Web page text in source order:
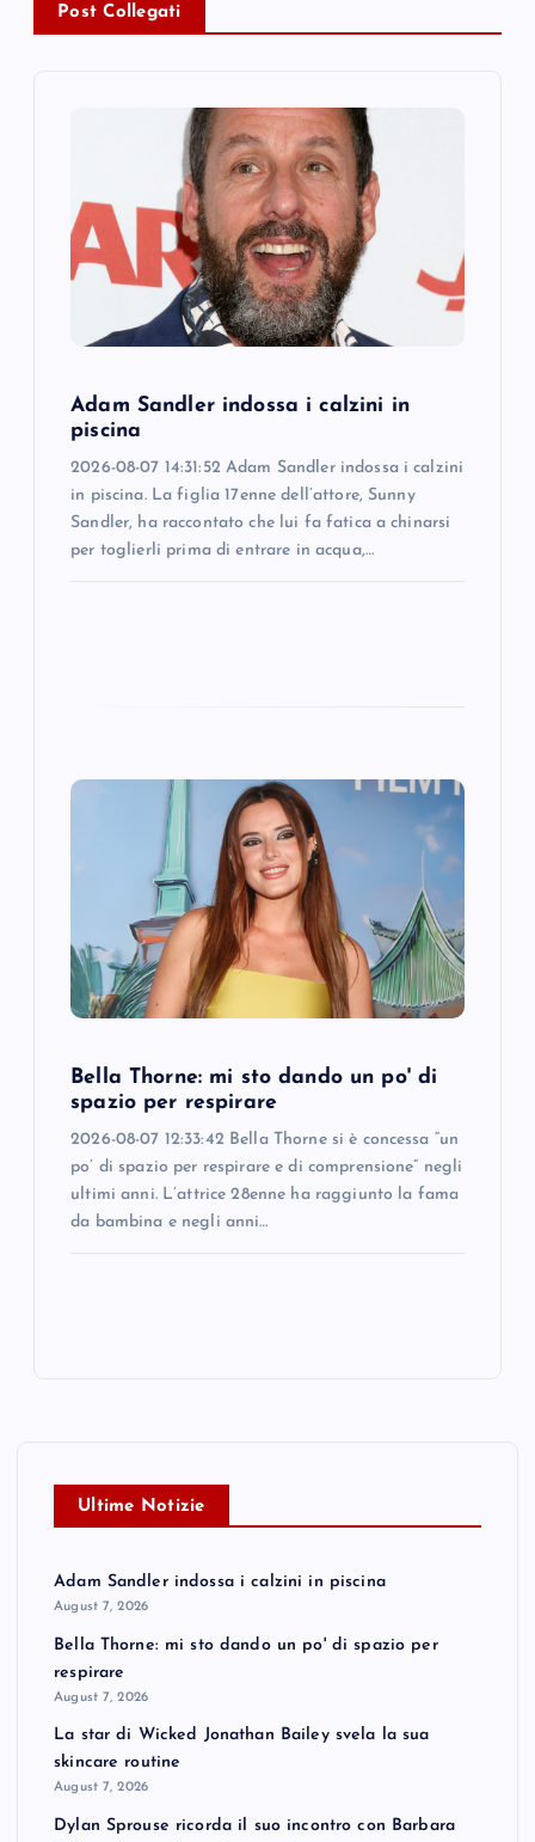
v
Post Collegati
Adam Sandler indossa i calzini in
piscina
2026-08-07 14:31:52 Adam Sandler indossa i calzini
in piscina. La figlia 17enne dell’attore, Sunny
Sandler, ha raccontato che lui fa fatica a chinarsi
per toglierli prima di entrare in acqua,…
Bella Thorne: mi sto dando un po' di
spazio per respirare
2026-08-07 12:33:42 Bella Thorne si è concessa “un
po’ di spazio per respirare e di comprensione” negli
ultimi anni. L’attrice 28enne ha raggiunto la fama
da bambina e negli anni…
Ultime Notizie
Adam Sandler indossa i calzini in piscina
August 7, 2026
Bella Thorne: mi sto dando un po' di spazio per
respirare
August 7, 2026
La star di Wicked Jonathan Bailey svela la sua
skincare routine
August 7, 2026
Dylan Sprouse ricorda il suo incontro con Barbara